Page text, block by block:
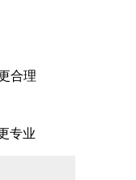
合理
专业